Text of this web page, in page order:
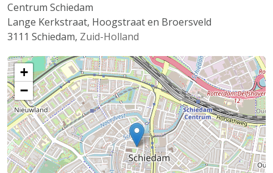
Centrum Schiedam
Lange Kerkstraat, Hoogstraat en Broersveld
3111 Schiedam, Zuid-Holland
+
−